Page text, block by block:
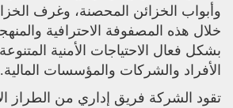
وأبواب الخزائن المحصنة، وغرف
خلال هذه المصفوفة الاحترافية
بشكل فعال الاحتياجات الأمنية
الأفراد والشركات والمؤسسات المالية.
تقود الشركة فريق إداري من الطراز